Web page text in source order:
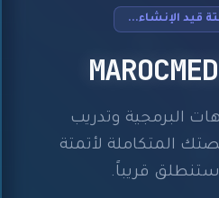
قيد الإنشاء...
البرمجية وتدريب
المتكاملة لأتمتة
قريباً.